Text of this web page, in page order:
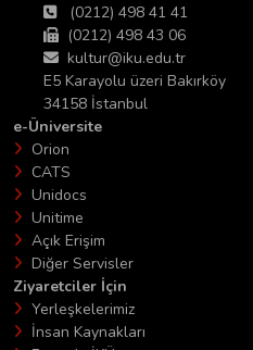
(0212) 498 41 41
(0212) 498 43 06
kultur@iku.edu.tr
E5 Karayolu üzeri Bakırköy
34158 İstanbul
e-Üniversite
Orion
CATS
Unidocs
Unitime
Açık Erişim
Diğer Servisler
Ziyaretciler İçin
Yerleşkelerimiz
İnsan Kaynakları